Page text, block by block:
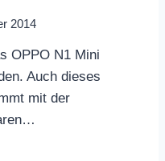
2014
OPPO N1 Mini
Auch dieses
mit der